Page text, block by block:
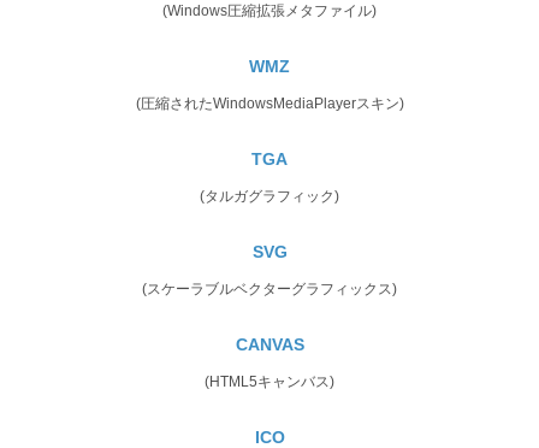
(Windows圧縮拡張メタファイル)
WMZ
(圧縮されたWindowsMediaPlayerスキン)
TGA
(タルガグラフィック)
SVG
(スケーラブルベクターグラフィックス)
CANVAS
(HTML5キャンバス)
ICO